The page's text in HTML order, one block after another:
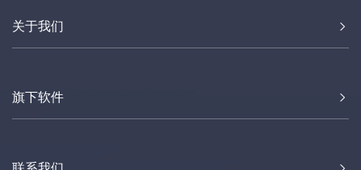
关于我们
旗下软件